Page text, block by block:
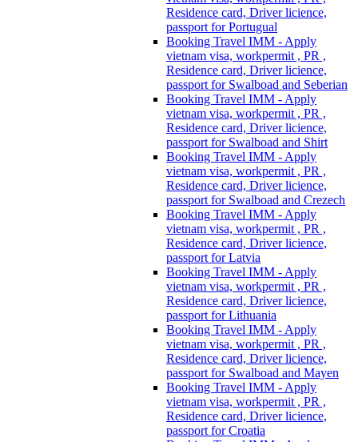
Residence card, Driver licience,
passport for Portugual
Booking Travel IMM - Apply
vietnam visa, workpermit , PR ,
Residence card, Driver licience,
passport for Swalboad and Seberian
Booking Travel IMM - Apply
vietnam visa, workpermit , PR ,
Residence card, Driver licience,
passport for Swalboad and Shirt
Booking Travel IMM - Apply
vietnam visa, workpermit , PR ,
Residence card, Driver licience,
passport for Swalboad and Crezech
Booking Travel IMM - Apply
vietnam visa, workpermit , PR ,
Residence card, Driver licience,
passport for Latvia
Booking Travel IMM - Apply
vietnam visa, workpermit , PR ,
Residence card, Driver licience,
passport for Lithuania
Booking Travel IMM - Apply
vietnam visa, workpermit , PR ,
Residence card, Driver licience,
passport for Swalboad and Mayen
Booking Travel IMM - Apply
vietnam visa, workpermit , PR ,
Residence card, Driver licience,
passport for Croatia